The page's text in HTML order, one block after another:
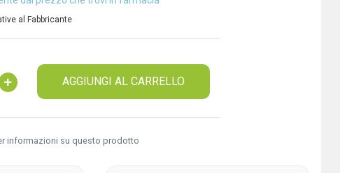
al Fabbricante
AGGIUNGI AL CARRELLO
informazioni su questo prodotto